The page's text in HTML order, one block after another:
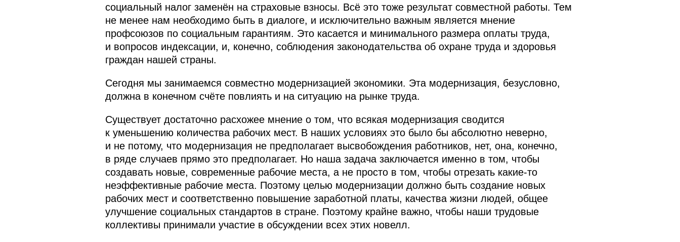
социальный налог заменён на страховые взносы. Всё это тоже результат совместной работы. Тем
не менее нам необходимо быть в диалоге, и исключительно важным является мнение
профсоюзов по социальным гарантиям. Это касается и минимального размера оплаты труда,
и вопросов индексации, и, конечно, соблюдения законодательства об охране труда и здоровья
граждан нашей страны.
Сегодня мы занимаемся совместно модернизацией экономики. Эта модернизация, безусловно,
должна в конечном счёте повлиять и на ситуацию на рынке труда.
Существует достаточно расхожее мнение о том, что всякая модернизация сводится
к уменьшению количества рабочих мест. В наших условиях это было бы абсолютно неверно,
и не потому, что модернизация не предполагает высвобождения работников, нет, она, конечно,
в ряде случаев прямо это предполагает. Но наша задача заключается именно в том, чтобы
создавать новые, современные рабочие места, а не просто в том, чтобы отрезать какие‑то
неэффективные рабочие места. Поэтому целью модернизации должно быть создание новых
рабочих мест и соответственно повышение заработной платы, качества жизни людей, общее
улучшение социальных стандартов в стране. Поэтому крайне важно, чтобы наши трудовые
коллективы принимали участие в обсуждении всех этих новелл.